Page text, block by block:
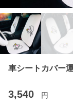
車シートカバー
3,540 円